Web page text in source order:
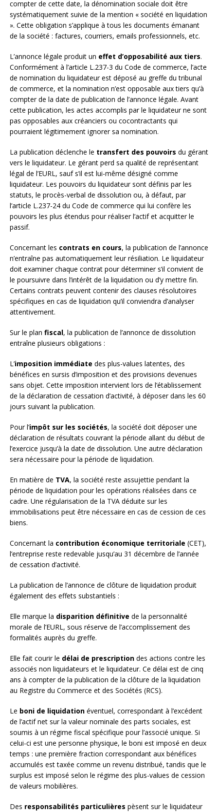
compter de cette date, la dénomination sociale doit être
systématiquement suivie de la mention « société en liquidation
». Cette obligation s’applique à tous les documents émanant
de la société : factures, courriers, emails professionnels, etc.
L’annonce légale produit un effet d’opposabilité aux tiers.
Conformément à l’article L.237-3 du Code de commerce, l’acte
de nomination du liquidateur est déposé au greffe du tribunal
de commerce, et la nomination n’est opposable aux tiers qu’à
compter de la date de publication de l’annonce légale. Avant
cette publication, les actes accomplis par le liquidateur ne sont
pas opposables aux créanciers ou cocontractants qui
pourraient légitimement ignorer sa nomination.
La publication déclenche le transfert des pouvoirs du gérant
vers le liquidateur. Le gérant perd sa qualité de représentant
légal de l’EURL, sauf s’il est lui-même désigné comme
liquidateur. Les pouvoirs du liquidateur sont définis par les
statuts, le procès-verbal de dissolution ou, à défaut, par
l’article L.237-24 du Code de commerce qui lui confère les
pouvoirs les plus étendus pour réaliser l’actif et acquitter le
passif.
Concernant les contrats en cours, la publication de l’annonce
n’entraîne pas automatiquement leur résiliation. Le liquidateur
doit examiner chaque contrat pour déterminer s’il convient de
le poursuivre dans l’intérêt de la liquidation ou d’y mettre fin.
Certains contrats peuvent contenir des clauses résolutoires
spécifiques en cas de liquidation qu’il conviendra d’analyser
attentivement.
Sur le plan fiscal, la publication de l’annonce de dissolution
entraîne plusieurs obligations :
L’imposition immédiate des plus-values latentes, des
bénéfices en sursis d’imposition et des provisions devenues
sans objet. Cette imposition intervient lors de l’établissement
de la déclaration de cessation d’activité, à déposer dans les 60
jours suivant la publication.
Pour l’impôt sur les sociétés, la société doit déposer une
déclaration de résultats couvrant la période allant du début de
l’exercice jusqu’à la date de dissolution. Une autre déclaration
sera nécessaire pour la période de liquidation.
En matière de TVA, la société reste assujettie pendant la
période de liquidation pour les opérations réalisées dans ce
cadre. Une régularisation de la TVA déduite sur les
immobilisations peut être nécessaire en cas de cession de ces
biens.
Concernant la contribution économique territoriale (CET),
l’entreprise reste redevable jusqu’au 31 décembre de l’année
de cessation d’activité.
La publication de l’annonce de clôture de liquidation produit
également des effets substantiels :
Elle marque la disparition définitive de la personnalité
morale de l’EURL, sous réserve de l’accomplissement des
formalités auprès du greffe.
Elle fait courir le délai de prescription des actions contre les
associés non liquidateurs et le liquidateur. Ce délai est de cinq
ans à compter de la publication de la clôture de la liquidation
au Registre du Commerce et des Sociétés (RCS).
Le boni de liquidation éventuel, correspondant à l’excédent
de l’actif net sur la valeur nominale des parts sociales, est
soumis à un régime fiscal spécifique pour l’associé unique. Si
celui-ci est une personne physique, le boni est imposé en deux
temps : une première fraction correspondant aux bénéfices
accumulés est taxée comme un revenu distribué, tandis que le
surplus est imposé selon le régime des plus-values de cession
de valeurs mobilières.
Des responsabilités particulières pèsent sur le liquidateur